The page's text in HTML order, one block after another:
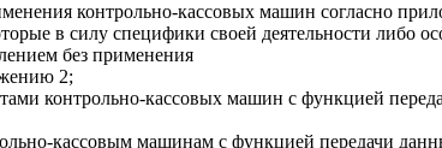
контрольно-кассовых машин согласно
в силу специфики своей деятельности либо
без применения
2;
контрольно-кассовых машин с функцией
кассовым машинам с функцией передачи